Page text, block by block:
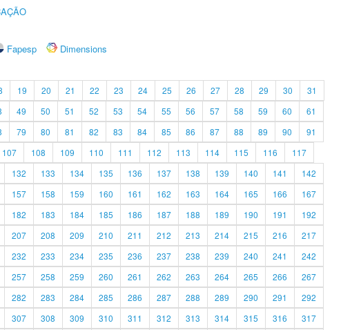
Fapesp
Dimensions
19 20 21 22 23 24 25 26 27 28 29 30
31
49 50 51 52 53 54 55 56 57 58 59 60
61
79 80 81 82 83 84 85 86 87 88 89 90
91
107 108 109 110 111 112 113 114 115 116
117
132 133 134 135 136 137 138 139 140 141
142
157 158 159 160 161 162 163 164 165 166
167
182 183 184 185 186 187 188 189 190 191
192
207 208 209 210 211 212 213 214 215 216
217
232 233 234 235 236 237 238 239 240 241
242
257 258 259 260 261 262 263 264 265 266
267
282 283 284 285 286 287 288 289 290 291
292
307 308 309 310 311 312 313 314 315 316 317